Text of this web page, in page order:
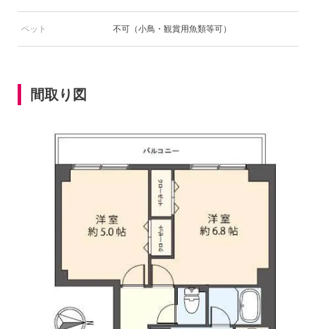
ペット 不可（小鳥・観賞用魚類等可）
間取り図